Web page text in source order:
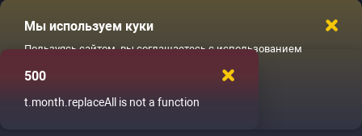
Мы используем куки
Пользуясь сайтом, вы соглашаетесь с использованием
Ладненько
500
t.month.replaceAll is not a function